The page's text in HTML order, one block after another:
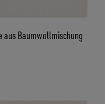
aus Baumwollmischung